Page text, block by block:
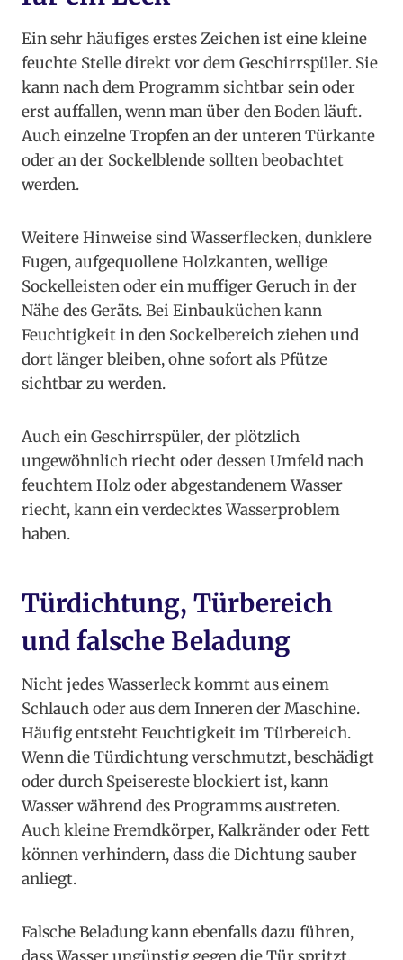
Ein sehr häufiges erstes Zeichen ist eine kleine
feuchte Stelle direkt vor dem Geschirrspüler. Sie
kann nach dem Programm sichtbar sein oder
erst auffallen, wenn man über den Boden läuft.
Auch einzelne Tropfen an der unteren Türkante
oder an der Sockelblende sollten beobachtet
werden.
Weitere Hinweise sind Wasserflecken, dunklere
Fugen, aufgequollene Holzkanten, wellige
Sockelleisten oder ein muffiger Geruch in der
Nähe des Geräts. Bei Einbauküchen kann
Feuchtigkeit in den Sockelbereich ziehen und
dort länger bleiben, ohne sofort als Pfütze
sichtbar zu werden.
Auch ein Geschirrspüler, der plötzlich
ungewöhnlich riecht oder dessen Umfeld nach
feuchtem Holz oder abgestandenem Wasser
riecht, kann ein verdecktes Wasserproblem
haben.
Türdichtung, Türbereich
und falsche Beladung
Nicht jedes Wasserleck kommt aus einem
Schlauch oder aus dem Inneren der Maschine.
Häufig entsteht Feuchtigkeit im Türbereich.
Wenn die Türdichtung verschmutzt, beschädigt
oder durch Speisereste blockiert ist, kann
Wasser während des Programms austreten.
Auch kleine Fremdkörper, Kalkränder oder Fett
können verhindern, dass die Dichtung sauber
anliegt.
Falsche Beladung kann ebenfalls dazu führen,